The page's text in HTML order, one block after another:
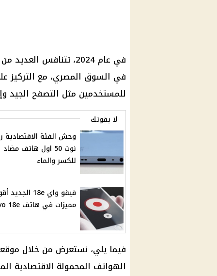
في عام 2024، تتنافس
في السوق المصري، مع التركيز
للمستخدمين مثل التصفح الجيد
لا يفوتك
وحش الفئة الاقتصادية
نوت 50 اول هاتف مضاد
للكسر والماء
مميزات في هاتف vivo 18e
فيما يلي، نستعرض من خلال موقعنا
الهواتف المحمولة الاقتصادية